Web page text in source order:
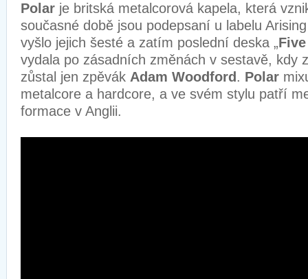
Polar je britská metalcorová kapela, která
současné době jsou podepsaní u labelu
vyšlo jejich šesté a zatím poslední deska „
vydala po zásadních změnách v sestavě, kdy
zůstal jen zpěvák Adam Woodford . Polar
metalcore a hardcore, a ve svém stylu patří
formace v Anglii.